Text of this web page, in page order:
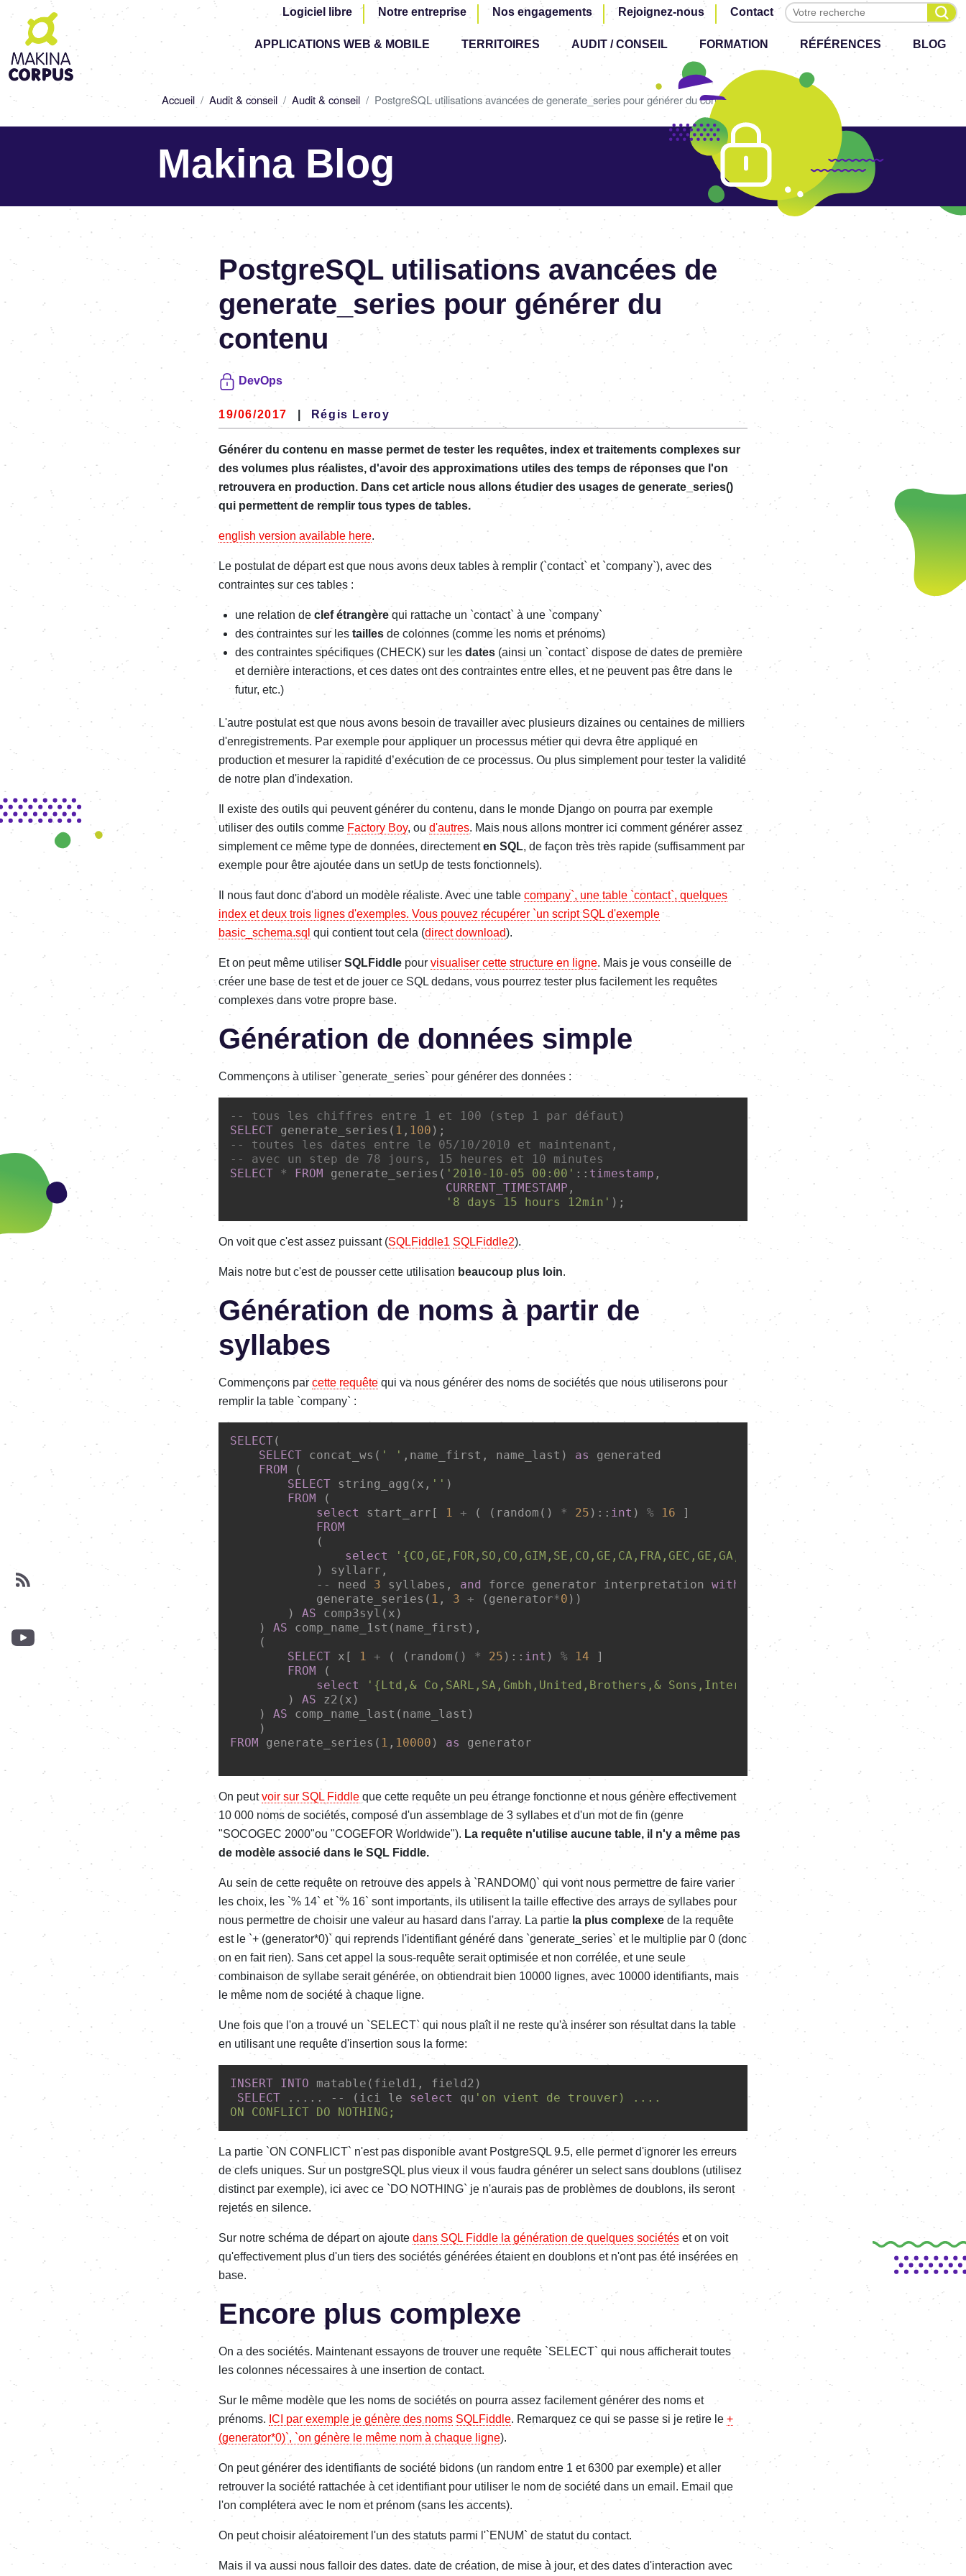
Aller
contenu
principal
Logiciel libre Notre entreprise Nos engagements Rejoignez-nous Contact Effectuer une recherche
Top
Main
navigation
APPLICATIONS WEB & MOBILE TERRITOIRES AUDIT / CONSEIL FORMATION RÉFÉRENCES BLOG
d'Ariane
Accueil Audit & conseil Audit & conseil PostgreSQL utilisations avancées de generate_series pour générer du contenu
Makina Blog
PostgreSQL utilisations avancées de
generate_series pour générer du
contenu
DevOps
19/06/2017 Régis Leroy
Générer du contenu en masse permet de tester les requêtes, index et traitements complexes sur
des volumes plus réalistes, d'avoir des approximations utiles des temps de réponses que l'on
retrouvera en production. Dans cet article nous allons étudier des usages de generate_series()
qui permettent de remplir tous types de tables.
english version available here.
Le postulat de départ est que nous avons deux tables à remplir (`contact` et `company`), avec des
contraintes sur ces tables :
une relation de clef étrangère qui rattache un `contact` à une `company`
des contraintes sur les tailles de colonnes (comme les noms et prénoms)
des contraintes spécifiques (CHECK) sur les dates (ainsi un `contact` dispose de dates de première
et dernière interactions, et ces dates ont des contraintes entre elles, et ne peuvent pas être dans le
futur, etc.)
L'autre postulat est que nous avons besoin de travailler avec plusieurs dizaines ou centaines de milliers
d'enregistrements. Par exemple pour appliquer un processus métier qui devra être appliqué en
production et mesurer la rapidité d’exécution de ce processus. Ou plus simplement pour tester la validité
de notre plan d'indexation.
Il existe des outils qui peuvent générer du contenu, dans le monde Django on pourra par exemple
utiliser des outils comme Factory Boy, ou d'autres. Mais nous allons montrer ici comment générer assez
simplement ce même type de données, directementen SQL, de façon très très rapide (suffisamment par
exemple pour être ajoutée dans un setUp de tests fonctionnels).
Il nous faut donc d'abord un modèle réaliste. Avec une table company`, une table `contact`, quelques
index et deux trois lignes d'exemples. Vous pouvez récupérer `un script SQL d'exemple
basic_schema.sql qui contient tout cela (direct download).
Et on peut même utiliser SQLFiddle pour visualiser cette structure en ligne. Mais je vous conseille de
créer une base de test et de jouer ce SQL dedans, vous pourrez tester plus facilement les requêtes
complexes dans votre propre base.
Génération de données simple
Commençons à utiliser `generate_series` pour générer des données :
-- tous les chiffres entre 1 et 100 (step 1 par défaut)
SELECT generate_series( 1 , 100 );
-- toutes les dates entre le 05/10/2010 et maintenant,
-- avec un step de 78 jours, 15 heures et 10 minutes
SELECT * FROM generate_series( '2010-10-05 00:00' :: timestamp ,
CURRENT_TIMESTAMP ,
'8 days 15 hours 12min' );
On voit que c'est assez puissant (SQLFiddle1 SQLFiddle2).
Mais notre but c'est de pousser cette utilisation beaucoup plus loin.
Génération de noms à partir de
syllabes
Commençons par cette requête qui va nous générer des noms de sociétés que nous utiliserons pour
remplir la table `company` :
SELECT(
SELECT concat_ws( ' ' ,name_first, name_last) as
generated
FROM (
SELECT string_agg(x, '' )
FROM (
select
start_arr[ 1 + ( (random() * 25 ):: int ) % 16 ]
FROM
            (
select
'{CO,GE,FOR,SO,CO,GIM,SE,CO,GE,CA,FRA,GEC,GE,GA,FRO,GIP}' as
start_arr
            ) syllarr,
-- need 3 syllabes, and force generator interpretation with the '*0' else 3
same
            generate_series(
1 , 3 + (generator*0 ))
        )
AS comp3syl(x)
    )
AS comp_name_1st(name_first),
    (
SELECT x[ 1 + ( (random() * 25 ):: int ) % 14 ]
FROM (
select
'{Ltd,& Co,SARL,SA,Gmbh,United,Brothers,&
        )
AS z2(x)
    )
AS comp_name_last(name_last)
FROM generate_series( 1 , 10000 ) as generator
On peutvoir sur SQL Fiddle que cette requête un peu étrange fonctionne et nous génère effectivement
10 000 noms de sociétés, composé d'un assemblage de 3 syllabes et d'un mot de fin (genre
"SOCOGEC 2000"ou "COGEFOR Worldwide"). La requête n'utilise aucune table, il n'y a même pas
de modèle associé dans le SQL Fiddle.
Au sein de cette requête on retrouve des appels à `RANDOM()` qui vont nous permettre de faire varier
les choix, les `% 14` et `% 16` sont importants, ils utilisent la taille effective des arrays de syllabes pour
nous permettre de choisir une valeur au hasard dans l'array. La partie la plus complexe de la requête
est le `+ (generator*0)` qui reprends l'identifiant généré dans `generate_series` et le multiplie par 0 (donc
on en fait rien). Sans cet appel la sous-requête serait optimisée et non corrélée, et une seule
combinaison de syllabe serait générée, on obtiendrait bien 10000 lignes, avec 10000 identifiants, mais
le même nom de société à chaque ligne.
Une fois que l'on a trouvé un `SELECT` qui nous plaît il ne reste qu'à insérer son résultat dans la table
en utilisant une requête d'insertion sous la forme:
INSERT INTO matable(field1, field2)
SELECT ..... -- (ici le select qu 'on vient de trouver) ....
ON
La partie `ON CONFLICT` n'est pas disponible avant PostgreSQL 9.5, elle permet d'ignorer les erreurs
de clefs uniques. Sur un postgreSQL plus vieux il vous faudra générer un select sans doublons (utilisez
distinct par exemple), ici avec ce `DO NOTHING` je n'aurais pas de problèmes de doublons, ils seront
rejetés en silence.
Sur notre schéma de départ on ajoute dans SQL Fiddle la génération de quelques sociétés et on voit
qu'effectivement plus d'un tiers des sociétés générées étaient en doublons et n'ont pas été insérées en
base.
Encore plus complexe
On a des sociétés. Maintenant essayons de trouver une requête `SELECT` qui nous afficherait toutes
les colonnes nécessaires à une insertion de contact.
Sur le même modèle que les noms de sociétés on pourra assez facilement générer des noms et
prénoms. ICI par exemple je génère des noms SQLFiddle. Remarquez ce qui se passe si je retire le +
(generator*0)`, `on génère le même nom à chaque ligne).
On peut générer des identifiants de société bidons (un random entre 1 et 6300 par exemple) et aller
retrouver la société rattachée à cet identifiant pour utiliser le nom de société dans un email. Email que
l'on complétera avec le nom et prénom (sans les accents).
On peut choisir aléatoirement l'un des statuts parmi l'`ENUM` de statut du contact.
Mais il va aussi nous falloir des dates. date de création, de mise à jour, et des dates d'interaction avec